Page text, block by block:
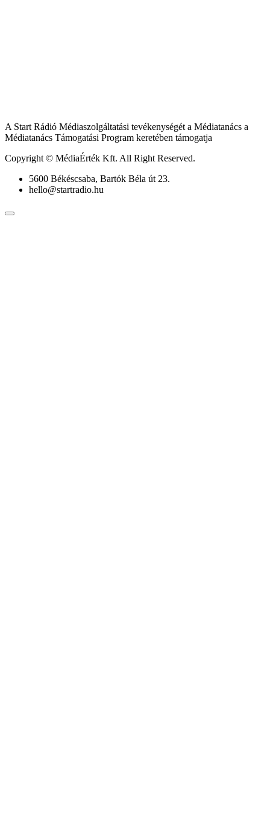
A Start Rádió Médiaszolgáltatási tevékenységét a Médiatanács a
Médiatanács Támogatási Program keretében támogatja
Copyright © MédiaÉrték Kft. All Right Reserved.
5600 Békéscsaba, Bartók Béla út 23.
hello@startradio.hu